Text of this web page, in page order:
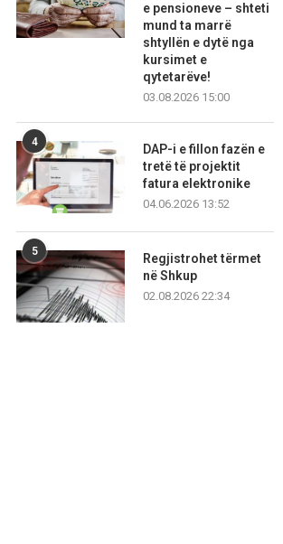
e pensioneve – shteti
mund ta marrë
shtyllën e dytë nga
kursimet e
qytetarëve!
03.08.2026 15:00
4
DAP-i e fillon fazën e
tretë të projektit
fatura elektronike
04.06.2026 13:52
5
Regjistrohet tërmet
në Shkup
02.08.2026 22:34